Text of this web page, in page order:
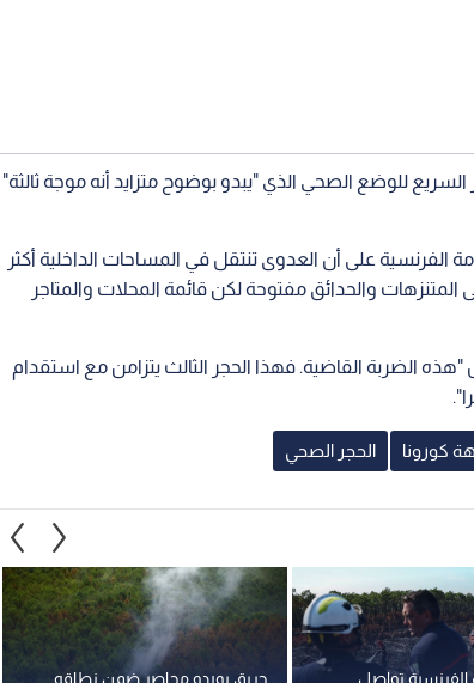
للوضع الصحي الذي "يبدو بوضوح متزايد أنه موجة ثالثة"
على أن العدوى تنتقل في المساحات الداخلية أكثر
والحدائق مفتوحة لكن قائمة المحلات والمتاجر
"هذه الضربة القاضية. فهذا الحجر الثالث يتزامن مع استقدام
كورونا الحجر الصحي
حريق بوردو محاصر ضمن نطاقه
الفرنسية تواصل